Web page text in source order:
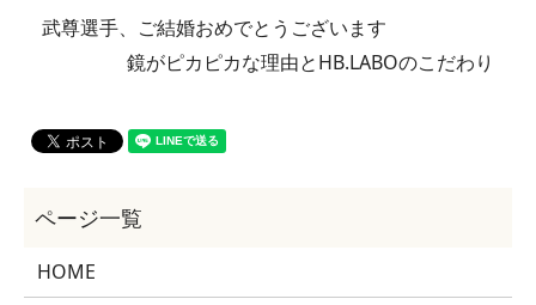
武尊選手、ご結婚おめでとうございます
鏡がピカピカな理由とHB.LABOのこだわり
HOME